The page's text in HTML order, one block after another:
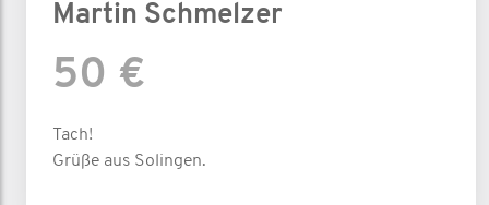
Martin Schmelzer
50 €
Tach!
Grüße aus Solingen.